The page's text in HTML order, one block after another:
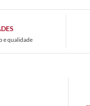
e qualidade